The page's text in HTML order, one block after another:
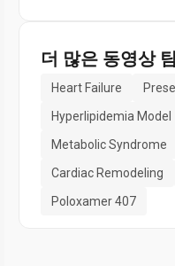
더 많은 동영상
Heart Failure
Hyperlipidemia Model
Metabolic Syndrome
Cardiac Remodeling
Poloxamer 407